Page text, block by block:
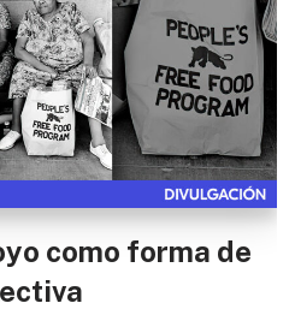
como forma de